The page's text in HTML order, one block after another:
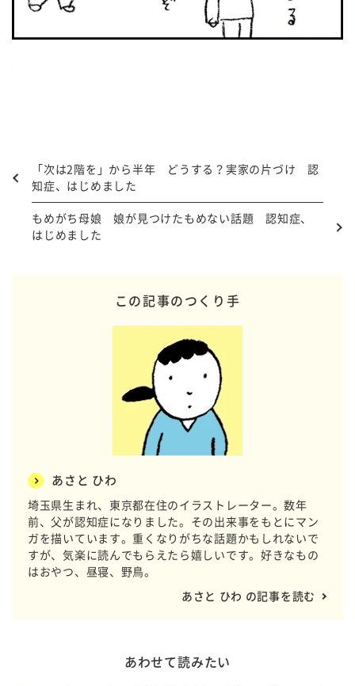
「次は2階を」から半年 どうする？実家の片づけ 認
知症、はじめました
もめがち母娘 娘が見つけたもめない話題 認知症、
はじめました
この記事のつくり手
あさと ひわ
埼玉県生まれ、東京都在住のイラストレーター。数年
前、父が認知症になりました。その出来事をもとにマン
ガを描いています。重くなりがちな話題かもしれないで
すが、気楽に読んでもらえたら嬉しいです。好きなもの
はおやつ、昼寝、野鳥。
あさと ひわ の記事を読む
あわせて読みたい